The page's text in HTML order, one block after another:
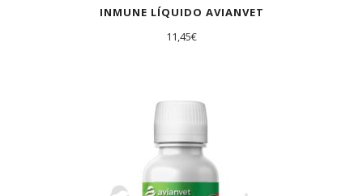
INMUNE LÍQUIDO AVIANVET
11,45€